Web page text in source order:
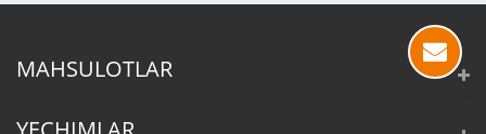
MAHSULOTLAR